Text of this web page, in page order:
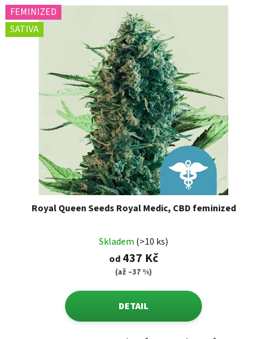
FEMINIZED
SATIVA
Royal Queen Seeds Royal Medic, CBD feminized
Skladem (>10 ks)
od437 Kč
(až –37 %)
DETAIL